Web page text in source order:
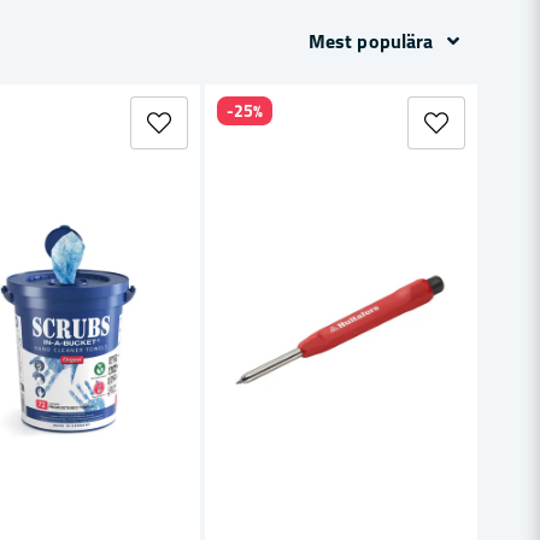
tunga
Mest populära
-25%